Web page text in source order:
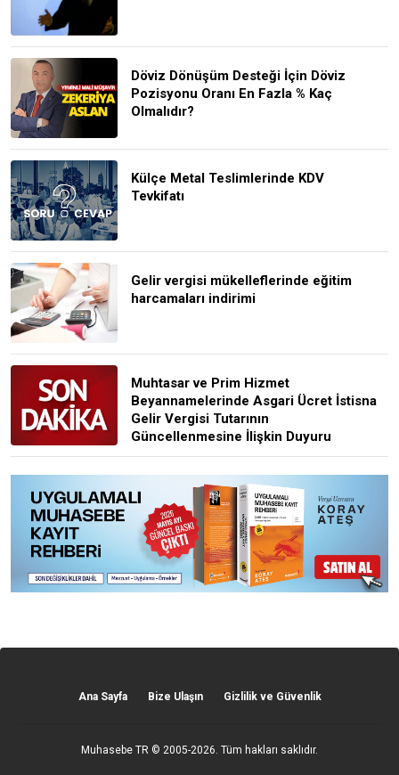
Döviz Dönüşüm Desteği İçin Döviz
Pozisyonu Oranı En Fazla % Kaç
Olmalıdır?
Külçe Metal Teslimlerinde KDV
Tevkifatı
Gelir vergisi mükelleflerinde eğitim
harcamaları indirimi
Muhtasar ve Prim Hizmet
Beyannamelerinde Asgari Ücret İstisna
Gelir Vergisi Tutarının
Güncellenmesine İlişkin Duyuru
Ana Sayfa Bize Ulaşın Gizlilik ve Güvenlik
Muhasebe TR © 2005-2026. Tüm hakları saklıdır.